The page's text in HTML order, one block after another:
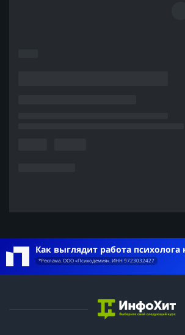
Как выглядит работа психолога
*Реклама. ООО «Психодемия». ИНН 9723032427